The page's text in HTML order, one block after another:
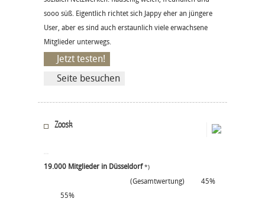
sooo süß. Eigentlich richtet sich Jappy eher an jüngere
User, aber es sind auch erstaunlich viele erwachsene
Mitglieder unterwegs.
Jetzt testen!
Seite besuchen
Zoosk
19.000 Mitglieder in Düsseldorf*)
(Gesamtwertung)
45%
55%